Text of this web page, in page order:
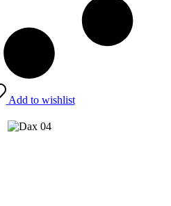
Add to wishlist